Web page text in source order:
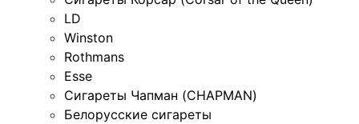
LD
Winston
Rothmans
Esse
Сигареты Чапман (CHAPMAN)
Белорусские сигареты